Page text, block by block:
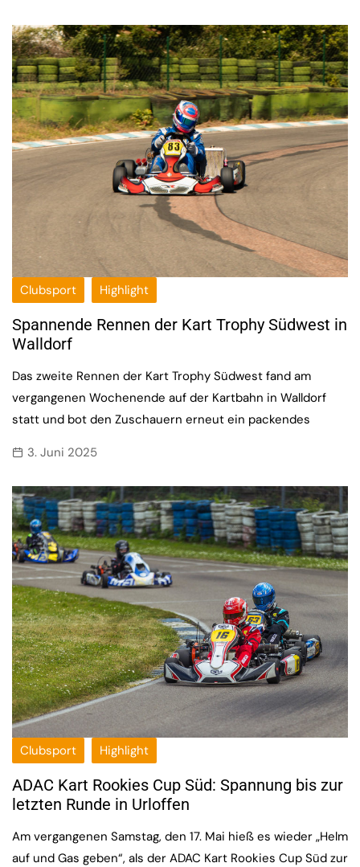
Clubsport Highlight
Spannende Rennen der Kart Trophy Südwest in
Walldorf
Das zweite Rennen der Kart Trophy Südwest fand am
vergangenen Wochenende auf der Kartbahn in Walldorf
statt und bot den Zuschauern erneut ein packendes
3. Juni 2025
Clubsport Highlight
ADAC Kart Rookies Cup Süd: Spannung bis zur
letzten Runde in Urloffen
Am vergangenen Samstag, den 17. Mai hieß es wieder „Helm
auf und Gas geben“, als der ADAC Kart Rookies Cup Süd zur